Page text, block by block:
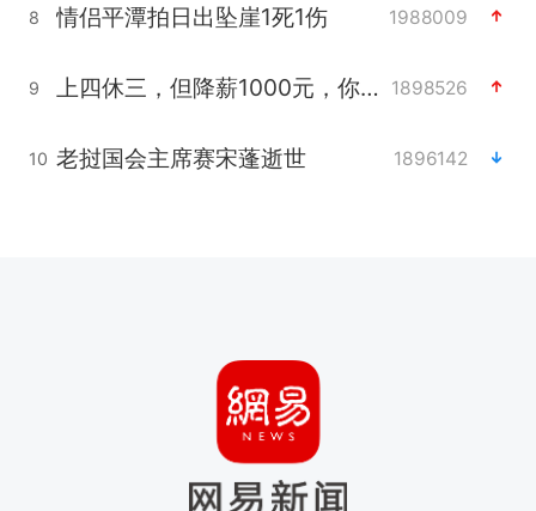
8 情侣平潭拍日出坠崖1死1伤 1988009
9 上四休三，但降薪1000元，你接受吗？ 1898526
10 老挝国会主席赛宋蓬逝世 1896142